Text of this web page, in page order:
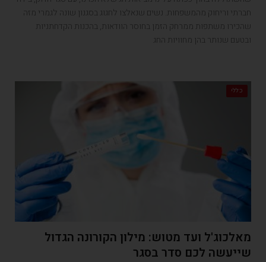
חברתי וריחוק מהמשפחות. נשים שנאלצו לחגוג בסגנון שונה לגמרי מזה
שהכירו משתפות ממרחק הזמן בחוסר הוודאות, בהכנות הקדחתניות
ובטעם שנותר בהן מחוויות החג
כללי
מאלכוג'ל ועד מטוש: מילון הקורונה הגדול
שייעשה לכם סדר בסגר